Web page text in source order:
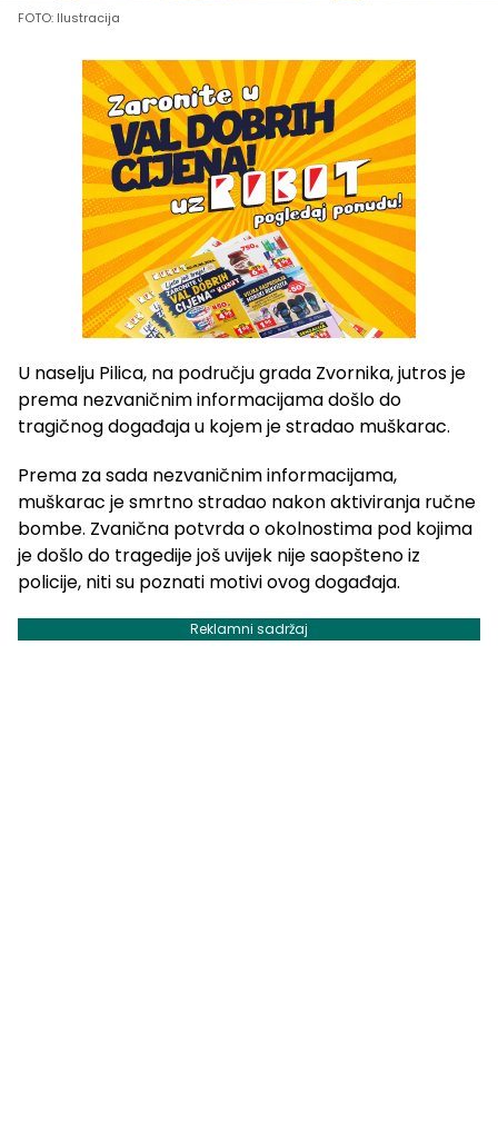
FOTO: Ilustracija
U naselju Pilica, na području grada Zvornika, jutros je
prema nezvaničnim informacijama došlo do
tragičnog događaja u kojem je stradao muškarac.
Prema za sada nezvaničnim informacijama,
muškarac je smrtno stradao nakon aktiviranja ručne
bombe. Zvanična potvrda o okolnostima pod kojima
je došlo do tragedije još uvijek nije saopšteno iz
policije, niti su poznati motivi ovog događaja.
Reklamni sadržaj